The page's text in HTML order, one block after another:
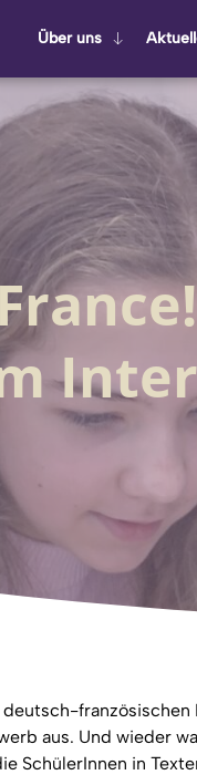
Über uns
deutsch-
aus. Und wieder
SchülerInnen in